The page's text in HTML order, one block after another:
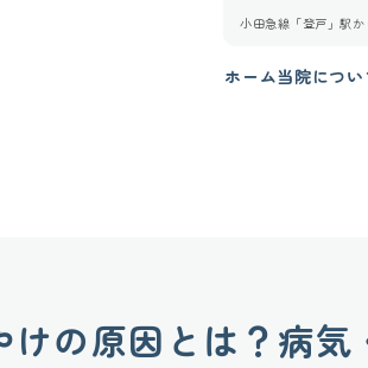
小田急線「登戸」駅か
ホーム当院につい
けの原因とは？病